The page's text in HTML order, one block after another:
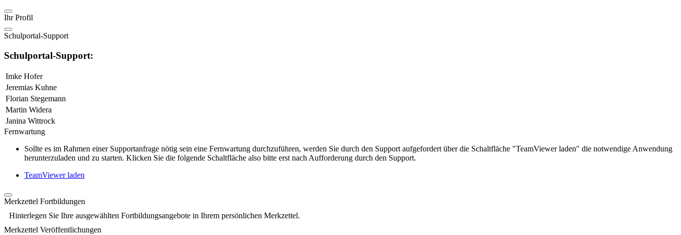
Ihr Profil
Schulportal-Support
Schulportal-Support:
Imke Hofer
Jeremias Kuhne
Florian Stegemann
Martin Widera
Janina Wittrock
Fernwartung
Sollte es im Rahmen einer Supportanfrage nötig sein eine Fernwartung durchzuführen, werden Sie durch den Support aufgefordert über die Schaltfläche "TeamViewer laden" die notwendige Anwendung
herunterzuladen und zu starten. Klicken Sie die folgende Schaltfläche also bitte erst nach Aufforderung durch den Support.
TeamViewer laden
Merkzettel Fortbildungen
Hinterlegen Sie Ihre ausgewählten Fortbildungsangebote in Ihrem persönlichen Merkzettel.
Merkzettel Veröffentlichungen